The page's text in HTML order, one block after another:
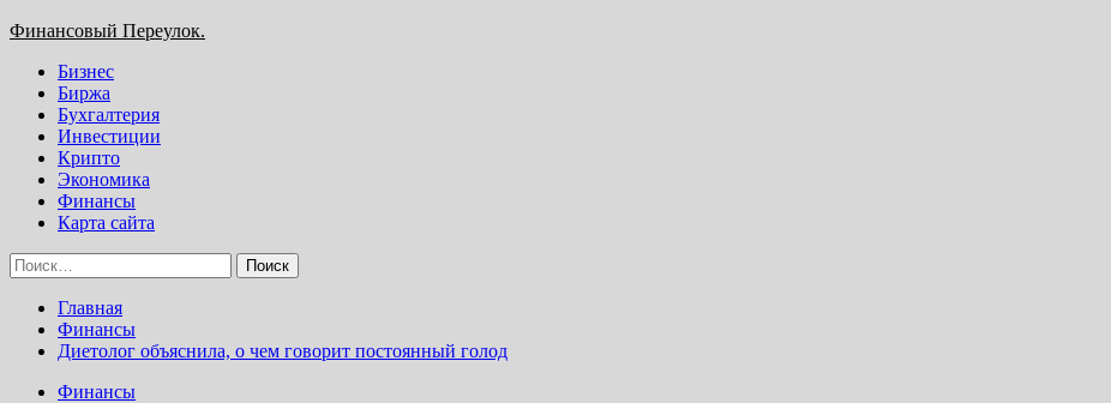
Основное
Финансовый Переулок.
Бизнес
Биржа
Бухгалтерия
Инвестиции
Крипто
Экономика
Финансы
Карта сайта
Найти:
Главная
Финансы
Диетолог объяснила, о чем говорит постоянный голод
Финансы